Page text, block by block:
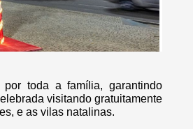
toda a família, garantindo
visitando gratuitamente
e as vilas natalinas.